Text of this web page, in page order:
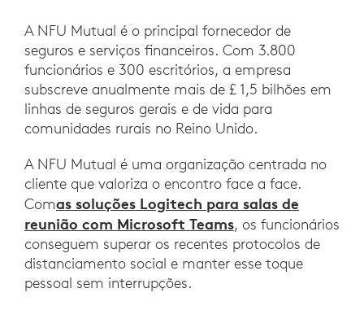
A NFU Mutual é o principal fornecedor de
seguros e serviços financeiros. Com 3.800
funcionários e 300 escritórios, a empresa
subscreve anualmente mais de £ 1,5 bilhões em
linhas de seguros gerais e de vida para
comunidades rurais no Reino Unido.
A NFU Mutual é uma organização centrada no
cliente que valoriza o encontro face a face.
Comas soluções Logitech para salas de
reunião com Microsoft Teams, os funcionários
conseguem superar os recentes protocolos de
distanciamento social e manter esse toque
pessoal sem interrupções.